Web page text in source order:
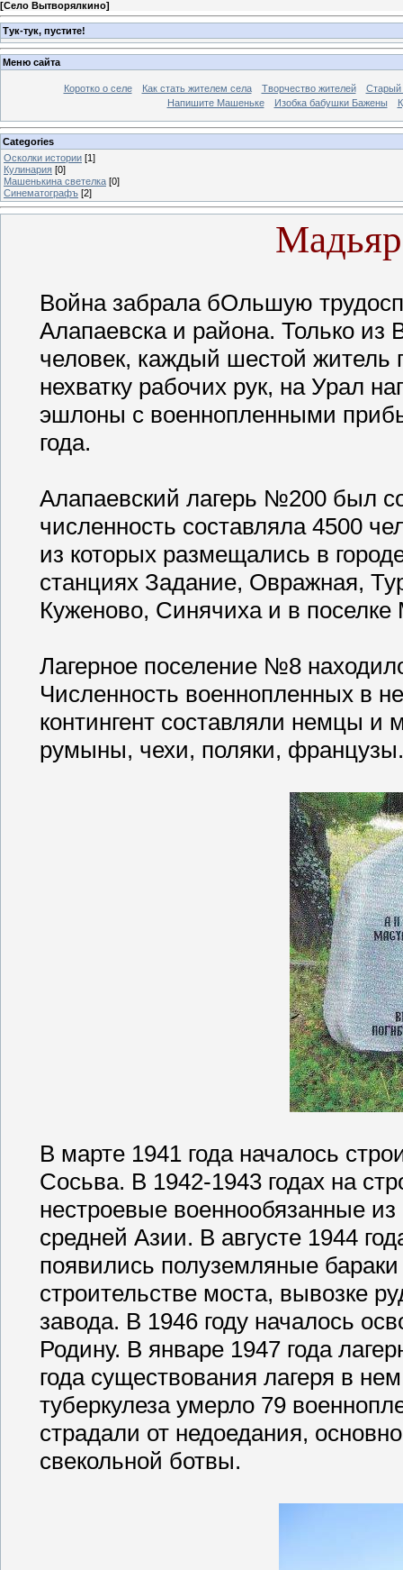
[Село Вытворялкино]
Тук-тук, пустите!
Меню сайта
Коротко о селе Как стать жителем села Творчество жителей
Старый
Напишите Машеньке
Изобка бабушки Бажены
Categories
Осколки истории [1]
Кулинария [0]
Машенькина светелка [0]
Синематографъ [2]
Война забрала бОльшую
Алапаевска и района. Только
человек, каждый шестой житель
нехватку рабочих рук, на Урал
эшлоны с военнопленными
года.
Алапаевский лагерь №200 был
численность составляла 4500
из которых размещались в
станциях Задание, Овражная,
Куженово, Синячиха и в
Лагерное поселение №8
Численность военнопленных в
контингент составляли немцы
румыны, чехи, поляки, французы.
В марте 1941 года началось
Сосьва. В 1942-1943 годах на
нестроевые военнообязанные
средней Азии. В августе 1944
появились полуземляные
строительстве моста, вывозке
завода. В 1946 году началось
Родину. В январе 1947 года
года существования лагеря в
туберкулеза умерло 79
страдали от недоедания,
свекольной ботвы.